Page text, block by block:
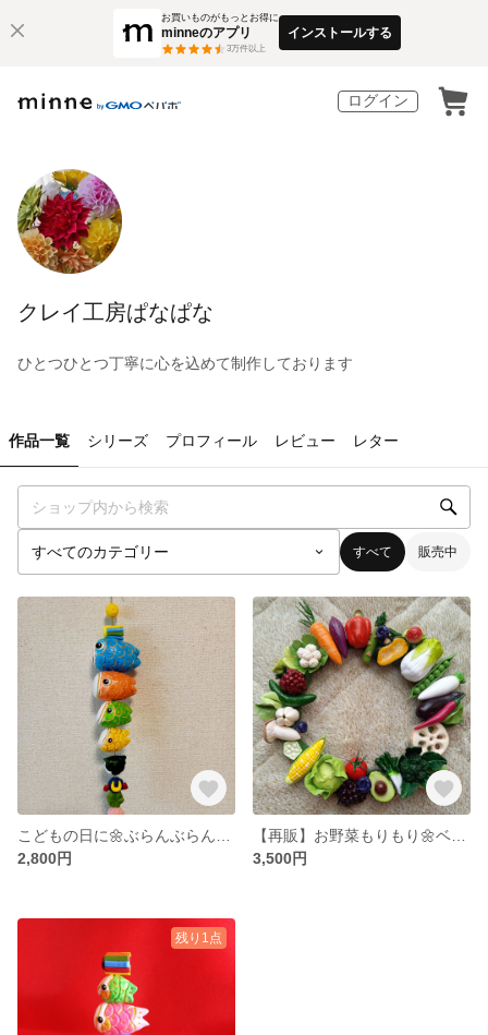
お買いものがもっとお得に
minneのアプリ
3万件以上
インストールする
ログイン
クレイ工房ぱなぱな
ひとつひとつ丁寧に心を込めて制作しております
作品一覧 シリーズ プロフィール レビュー レター
すべて 販売中
2,800円
3,500円
残り1点